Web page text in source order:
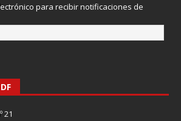
para recibir notificaciones de
21